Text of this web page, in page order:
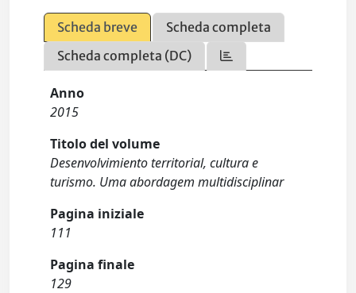
Scheda breve
Scheda completa
Scheda completa (DC)
Anno
2015
Titolo del volume
Desenvolvimiento territorial, cultura e
turismo. Uma abordagem multidisciplinar
Pagina iniziale
111
Pagina finale
129